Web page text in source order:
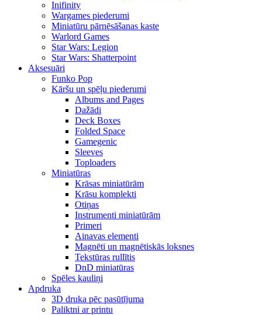
Inifinity
Wargames piederumi
Miniatūru pārnēsāšanas kaste
Warlord Games
Star Wars: Legion
Star Wars: Shatterpoint
Aksesuāri
Funko Pop
Kāršu un spēļu piederumi
Albums and Pages
Dažādi
Deck Boxes
Folded Space
Gamegenic
Sleeves
Toploaders
Miniatūras
Krāsas miniatūrām
Krāsu komplekti
Otiņas
Instrumenti miniatūrām
Primeri
Ainavas elementi
Magnēti un magnētiskās loksnes
Tekstūras rullītis
DnD miniatūras
Spēles kauliņi
Apdruka
3D druka pēc pasūtījuma
Paliktni ar printu